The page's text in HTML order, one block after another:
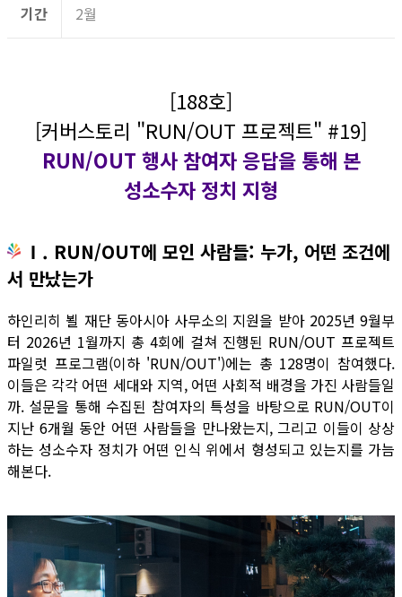
기간 2월
[188호]
[커버스토리 "RUN/OUT 프로젝트" #19]
RUN/OUT 행사 참여자 응답을 통해 본
성소수자 정치 지형
Ⅰ. RUN/OUT에 모인 사람들: 누가, 어떤 조건에
서 만났는가
하인리히 뵐 재단 동아시아 사무소의 지원을 받아 2025년 9월부
터 2026년 1월까지 총 4회에 걸쳐 진행된 RUN/OUT 프로젝트
파일럿 프로그램(이하 'RUN/OUT')에는 총 128명이 참여했다.
이들은 각각 어떤 세대와 지역, 어떤 사회적 배경을 가진 사람들일
까. 설문을 통해 수집된 참여자의 특성을 바탕으로 RUN/OUT이
지난 6개월 동안 어떤 사람들을 만나왔는지, 그리고 이들이 상상
하는 성소수자 정치가 어떤 인식 위에서 형성되고 있는지를 가늠
해본다.